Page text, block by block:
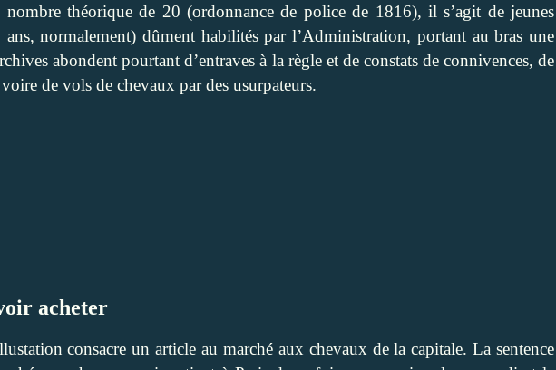
théorique de 20 (ordonnance de police de 1816), il s’agit de jeunes
normalement) dûment habilités par l’Administration, portant au bras une
abondent pourtant d’entraves à la règle et de constats de connivences, de
de vols de chevaux par des usurpateurs.
acheter
consacre un article au marché aux chevaux de la capitale. La sentence